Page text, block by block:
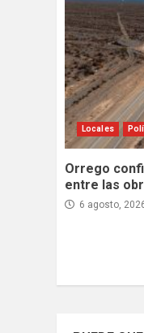
Locales
Orrego
entre las
6 agosto,